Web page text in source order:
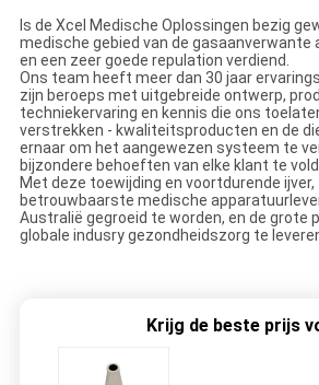
Is de Xcel Medische Oplossingen bezig
medische gebied van de gasaanverwante
en een zeer goede repulation verdiend.
Ons team heeft meer dan 30 jaar
zijn beroeps met uitgebreide ontwerp,
techniekervaring en kennis die ons
verstrekken - kwaliteitsproducten en de
ernaar om het aangewezen systeem te
bijzondere behoeften van elke klant te
Met deze toewijding en voortdurende ijver,
betrouwbaarste medische
Australië gegroeid te worden, en de grote
globale indusry gezondheidszorg te
Krijg de beste prijs